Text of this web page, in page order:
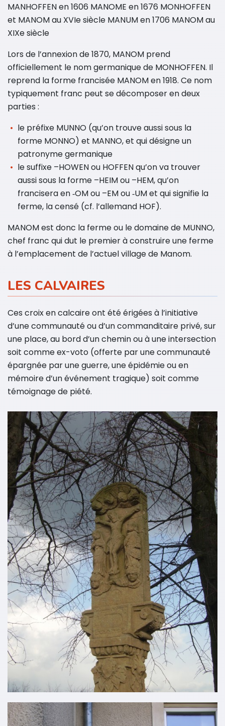
MANHOFFEN en 1606 MANOME en 1676 MONHOFFEN
et MANOM au XVIe siècle MANUM en 1706 MANOM au
XIXe siècle
Lors de l’annexion de 1870, MANOM prend
officiellement le nom germanique de MONHOFFEN. Il
reprend la forme francisée MANOM en 1918. Ce nom
typiquement franc peut se décomposer en deux
parties :
le préfixe MUNNO (qu’on trouve aussi sous la
forme MONNO) et MANNO, et qui désigne un
patronyme germanique
le suffixe –HOWEN ou HOFFEN qu’on va trouver
aussi sous la forme –HEIM ou –HEM, qu’on
francisera en ‐OM ou –EM ou ‐UM et qui signifie la
ferme, la censé (cf. l’allemand HOF).
MANOM est donc la ferme ou le domaine de MUNNO,
chef franc qui dut le premier à construire une ferme
à l’emplacement de l’actuel village de Manom.
LES CALVAIRES
Ces croix en calcaire ont été érigées à l’initiative
d’une communauté ou d’un commanditaire privé, sur
une place, au bord d’un chemin ou à une intersection
soit comme ex-voto (offerte par une communauté
épargnée par une guerre, une épidémie ou en
mémoire d’un événement tragique) soit comme
témoignage de piété.